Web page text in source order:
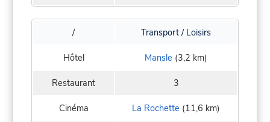
/ Transport / Loisirs
Hôtel Mansle (3,2 km)
Restaurant 3
Cinéma La Rochette (11,6 km)